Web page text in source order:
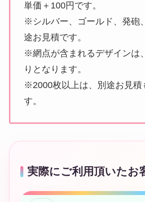
単価＋100円です。
※シルバー、ゴールド、発砲
途お見積です。
※網点が含まれるデザインは
りとなります。
※2000枚以上は、別途お見積
す。
実際にご利用頂いたお